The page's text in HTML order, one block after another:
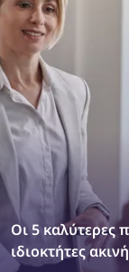
Οι 5 καλύτερες
ιδιοκτήτες